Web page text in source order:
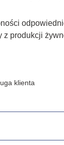
produkcji
klienta